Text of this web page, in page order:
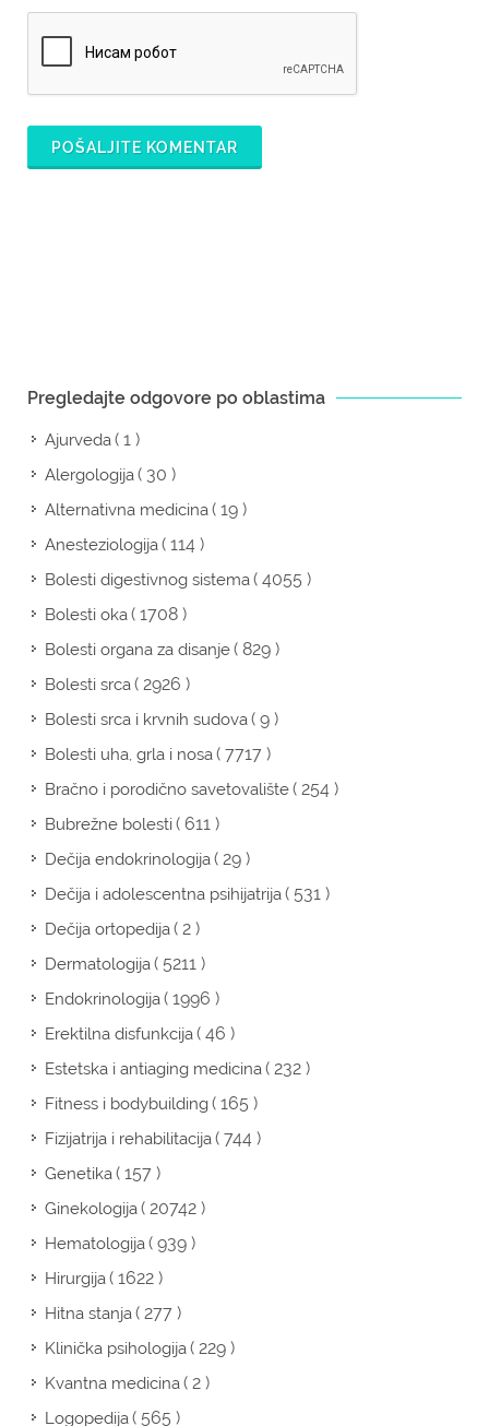
POŠALJITE KOMENTAR
Pregledajte odgovore po oblastima
Ajurveda( 1 )
Alergologija( 30 )
Alternativna medicina( 19 )
Anesteziologija( 114 )
Bolesti digestivnog sistema( 4055 )
Bolesti oka( 1708 )
Bolesti organa za disanje( 829 )
Bolesti srca( 2926 )
Bolesti srca i krvnih sudova( 9 )
Bolesti uha, grla i nosa( 7717 )
Bračno i porodično savetovalište( 254 )
Bubrežne bolesti( 611 )
Dečija endokrinologija( 29 )
Dečija i adolescentna psihijatrija( 531 )
Dečija ortopedija( 2 )
Dermatologija( 5211 )
Endokrinologija( 1996 )
Erektilna disfunkcija( 46 )
Estetska i antiaging medicina( 232 )
Fitness i bodybuilding( 165 )
Fizijatrija i rehabilitacija( 744 )
Genetika( 157 )
Ginekologija( 20742 )
Hematologija( 939 )
Hirurgija( 1622 )
Hitna stanja( 277 )
Klinička psihologija( 229 )
Kvantna medicina( 2 )
Logopedija( 565 )